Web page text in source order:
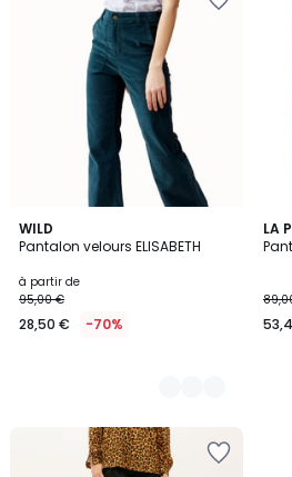
WILD
Pantalon velours ELISABETH
à partir de
95,00 €
28,50 € -70%
4
Couleurs
LA